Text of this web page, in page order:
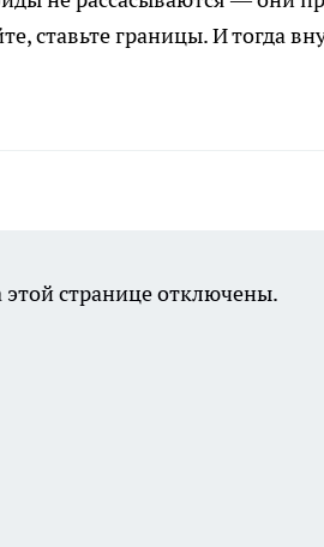
ставьте границы. И тогда
странице отключены.